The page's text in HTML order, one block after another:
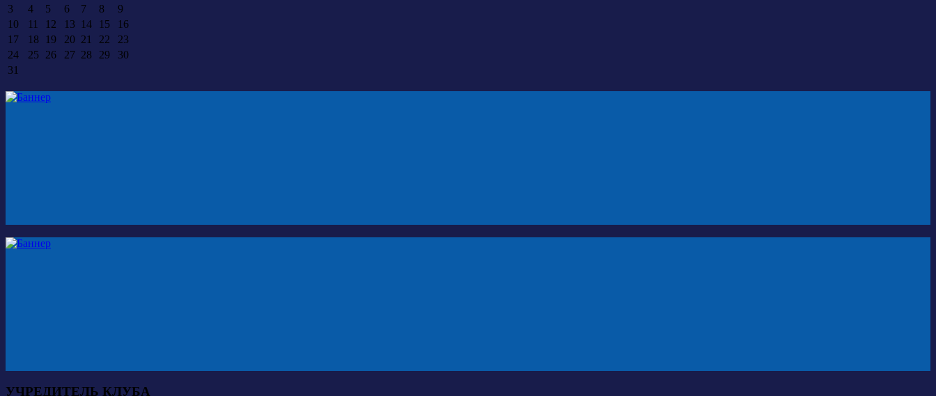
3
4 5 6 7 8
9
10
11 12 13 14 15
16
17
18 19 20 21 22
23
24
25 26 27 28 29
30
31
УЧРЕДИТЕЛЬ КЛУБА